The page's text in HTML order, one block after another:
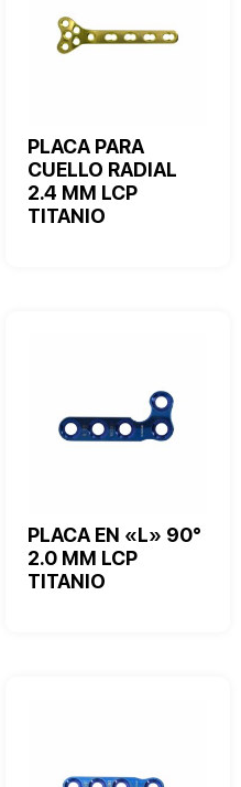
PLACA PARA
CUELLO RADIAL
2.4 MM LCP
TITANIO
PLACA EN «L» 90°
2.0 MM LCP
TITANIO